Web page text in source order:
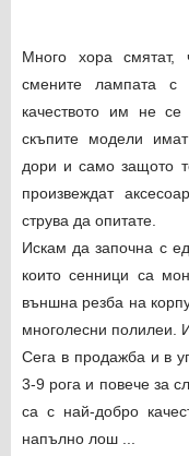
Много хора
смените лампата
качеството им не
скъпите модели имат
дори и само защото
произвеждат
струва да опитате.
Искам да започна с
които сенници са
външна резба на
многолесни полилеи.
Сега в продажба и в
3-9 рога и повече за
са с най-добро
напълно лош ...